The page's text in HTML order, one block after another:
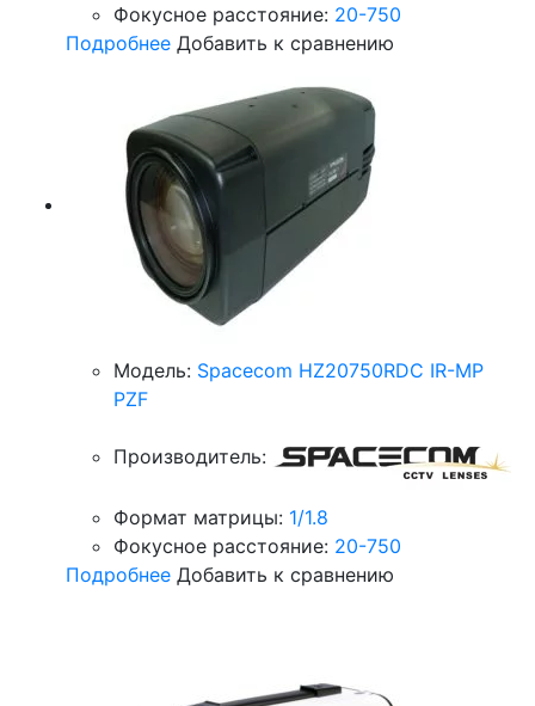
Фокусное расстояние: 20-750
Подробнее Добавить к сравнению
Модель: Spacecom HZ20750RDC IR-MP
PZF
Производитель:
Формат матрицы: 1/1.8
Фокусное расстояние: 20-750
Подробнее Добавить к сравнению